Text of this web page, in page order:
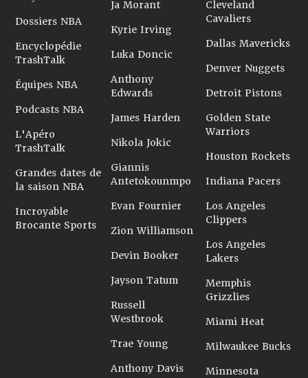
Dossiers NBA
Encyclopédie
TrashTalk
Équipes NBA
Podcasts NBA
L'Apéro
TrashTalk
Grandes dates de
la saison NBA
Incroyable
Brocante Sports
Ja Morant
Kyrie Irving
Luka Doncic
Anthony
Edwards
James Harden
Nikola Jokic
Giannis
Antetokounmpo
Evan Fournier
Zion Williamson
Devin Booker
Jayson Tatum
Russell
Westbrook
Trae Young
Anthony Davis
Cleveland
Cavaliers
Dallas Mavericks
Denver Nuggets
Detroit Pistons
Golden State
Warriors
Houston Rockets
Indiana Pacers
Los Angeles
Clippers
Los Angeles
Lakers
Memphis
Grizzlies
Miami Heat
Milwaukee Bucks
Minnesota